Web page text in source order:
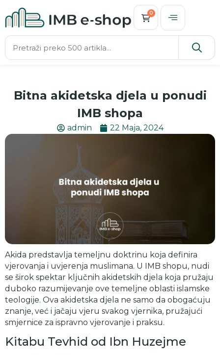
0
Bitna akidetska djela u ponudi
IMB shopa
admin 22 Maja, 2024
Akida predstavlja temeljnu doktrinu koja definira
vjerovanja i uvjerenja muslimana. U IMB shopu, nudi
se širok spektar ključnih akidetskih djela koja pružaju
duboko razumijevanje ove temeljne oblasti islamske
teologije. Ova akidetska djela ne samo da obogaćuju
znanje, već i jačaju vjeru svakog vjernika, pružajući
smjernice za ispravno vjerovanje i praksu.
Kitabu Tevhid od Ibn Huzejme